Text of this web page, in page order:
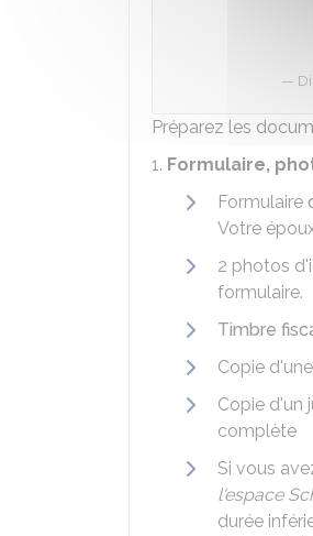
Préparez les
1. Formulaire,
Formulaire
Votre
2 photos
formulaire.
Timbre
Copie
Copie d'un
complète
Si vous
l'espace
durée